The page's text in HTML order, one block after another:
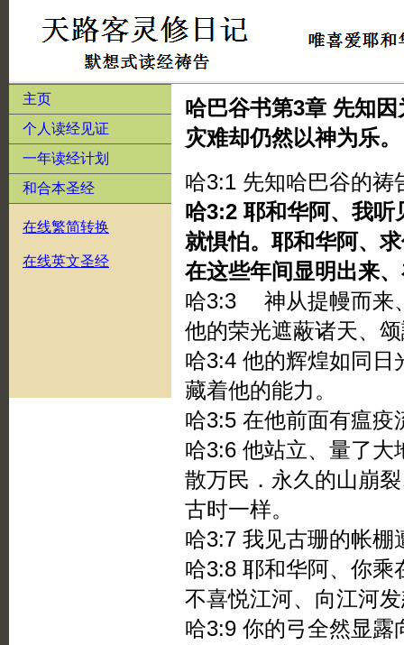
主页
个人读经见证
一年读经计划
和合本圣经
在线繁简转换
在线英文圣经
哈巴谷书第3章 先知
灾难却仍然以神为乐。
哈3:1 先知哈巴谷的祷
哈3:2 耶和华阿、我
就惧怕。耶和华阿、
在这些年间显明出来
哈3:3 神从提幔而来
他的荣光遮蔽诸天、
哈3:4 他的辉煌如同日
藏着他的能力。
哈3:5 在他前面有瘟疫
哈3:6 他站立、量了大
散万民．永久的山崩
古时一样。
哈3:7 我见古珊的帐棚
哈3:8 耶和华阿、你乘
不喜悦江河、向江河
哈3:9 你的弓全然显露